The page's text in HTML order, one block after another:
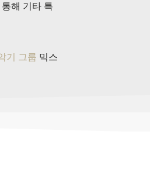
해 기타 특
기 그룹 믹스